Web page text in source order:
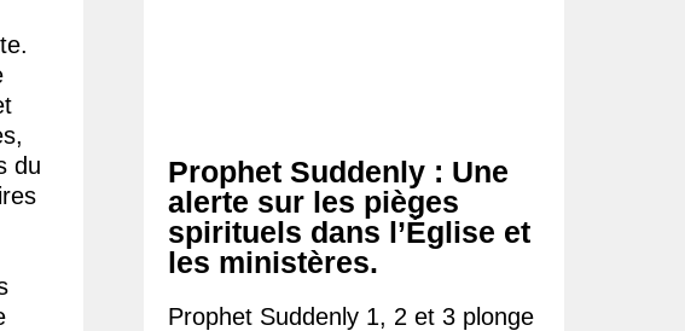
du
Prophet Suddenly : Une
alerte sur les pièges
spirituels dans l’Église et
les ministères.
Prophet Suddenly 1, 2 et 3 plonge